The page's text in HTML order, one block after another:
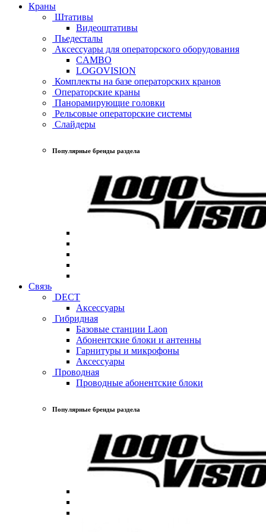
Краны
Штативы
Видеоштативы
Пьедесталы
Аксессуары для операторского оборудования
CAMBO
LOGOVISION
Комплекты на базе операторских кранов
Операторские краны
Панорамирующие головки
Рельсовые операторские системы
Слайдеры
Популярные бренды раздела
Связь
DECT
Аксессуары
Гибридная
Базовые станции Laon
Абонентские блоки и антенны
Гарнитуры и микрофоны
Аксессуары
Проводная
Проводные абонентские блоки
Популярные бренды раздела